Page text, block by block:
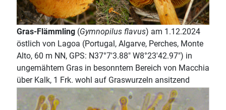
Gras-Flämmling (Gymnopilus flavus) am 1.12.2024
östlich von Lagoa (Portugal, Algarve, Perches, Monte
Alto, 60 m NN, GPS: N37°7'3.88" W8°23'42.97") in
ungemähtem Gras in besonntem Bereich von Macchia
über Kalk, 1 Frk. wohl auf Graswurzeln ansitzend